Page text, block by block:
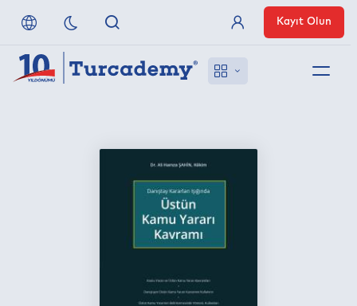
Referanslarımız
Anlaşmalı Yayınevleri
Üye Girişi
Kayıt Olun